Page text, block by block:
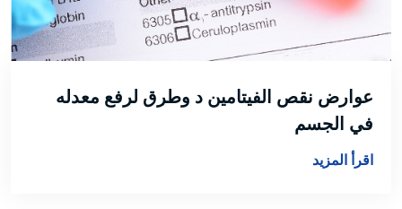
عوارض نقص الفيتامين د وطرق لرفع معدله
في الجسم
اقرأ المزيد